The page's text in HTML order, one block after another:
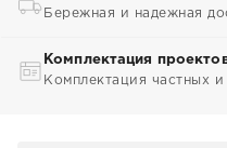
Бережная и надежная
Комплектация
Комплектация частных